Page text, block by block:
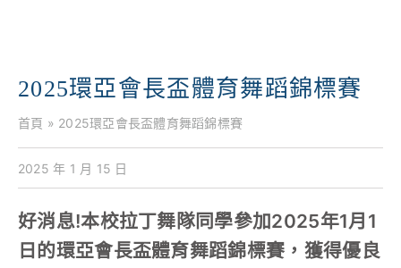
2025環亞會長盃體育舞蹈錦標賽
首頁 » 2025環亞會長盃體育舞蹈錦標賽
2025 年 1 月 15 日
好消息!本校拉丁舞隊同學參加2025年1月1
日的環亞會長盃體育舞蹈錦標賽，獲得優良